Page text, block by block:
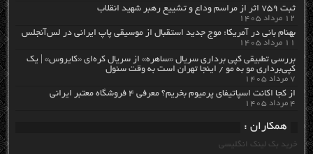
ثبت ۷۵۹ اثر از مراسم وداع و تشییع رهبر شهید انقلاب
۱۲ مرداد ۱۴۰۵
بهنام بانی در آمریکا: موج جدید استقبال از موسیقی پاپ ایرانی در لس‌آنجلس
۱۱ مرداد ۱۴۰۵
بررسی تطبیقی کپی برداری سریال «ساهره» از سریال کره‌ای «کایروس» | یک
کپی‌برداری مو به مو / اینجا تهران است به وقت سئول
۷ مرداد ۱۴۰۵
از کجا اکانت اسپاتیفای پرمیوم بخریم؟ معرفی ۴ فروشگاه معتبر ایرانی
۴ مرداد ۱۴۰۵
همکاران :
خرید بک لینک انگلیسی